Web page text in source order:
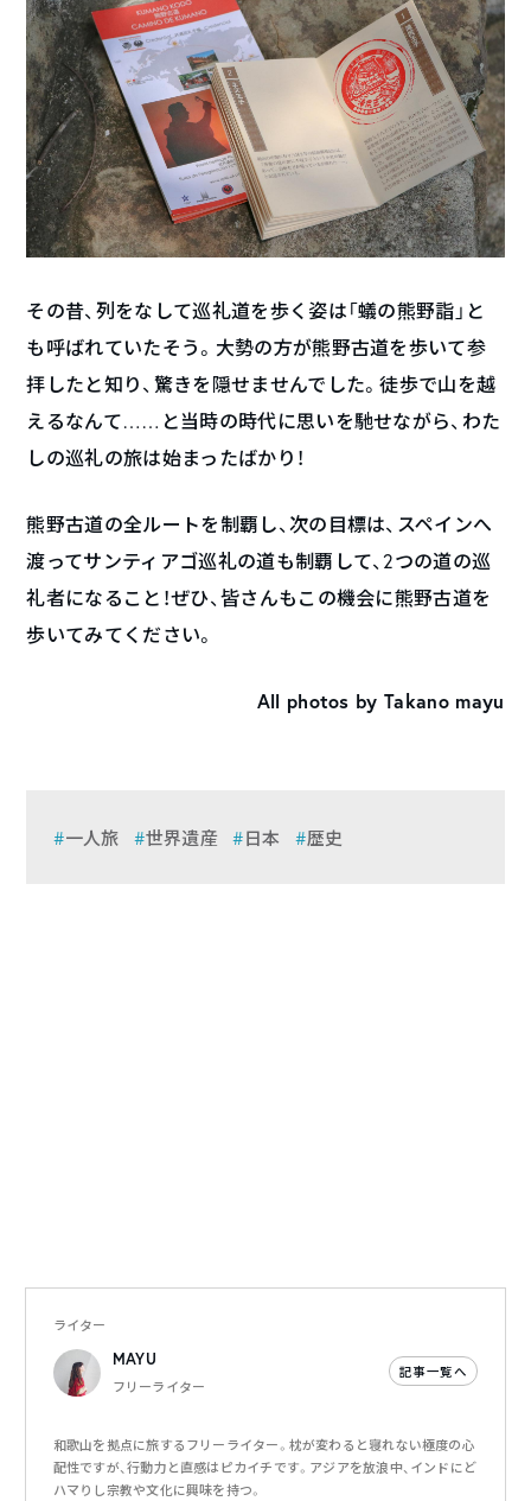
その昔、列をなして巡礼道を歩く姿は「蟻の熊野詣」と
も呼ばれていたそう。大勢の方が熊野古道を歩いて参
拝したと知り、驚きを隠せませんでした。徒歩で山を越
えるなんて……と当時の時代に思いを馳せながら、わた
しの巡礼の旅は始まったばかり！
熊野古道の全ルートを制覇し、次の目標は、スペインへ
渡ってサンティアゴ巡礼の道も制覇して、2つの道の巡
礼者になること！ぜひ、皆さんもこの機会に熊野古道を
歩いてみてください。
All photos by Takano mayu
一人旅 世界遺産 日本 歴史
ライター
MAYU
フリーライター
記事一覧へ
和歌山を拠点に旅するフリーライター。枕が変わると寝れない極度の心
配性ですが、行動力と直感はピカイチです。アジアを放浪中、インドにど
ハマりし宗教や文化に興味を持つ。